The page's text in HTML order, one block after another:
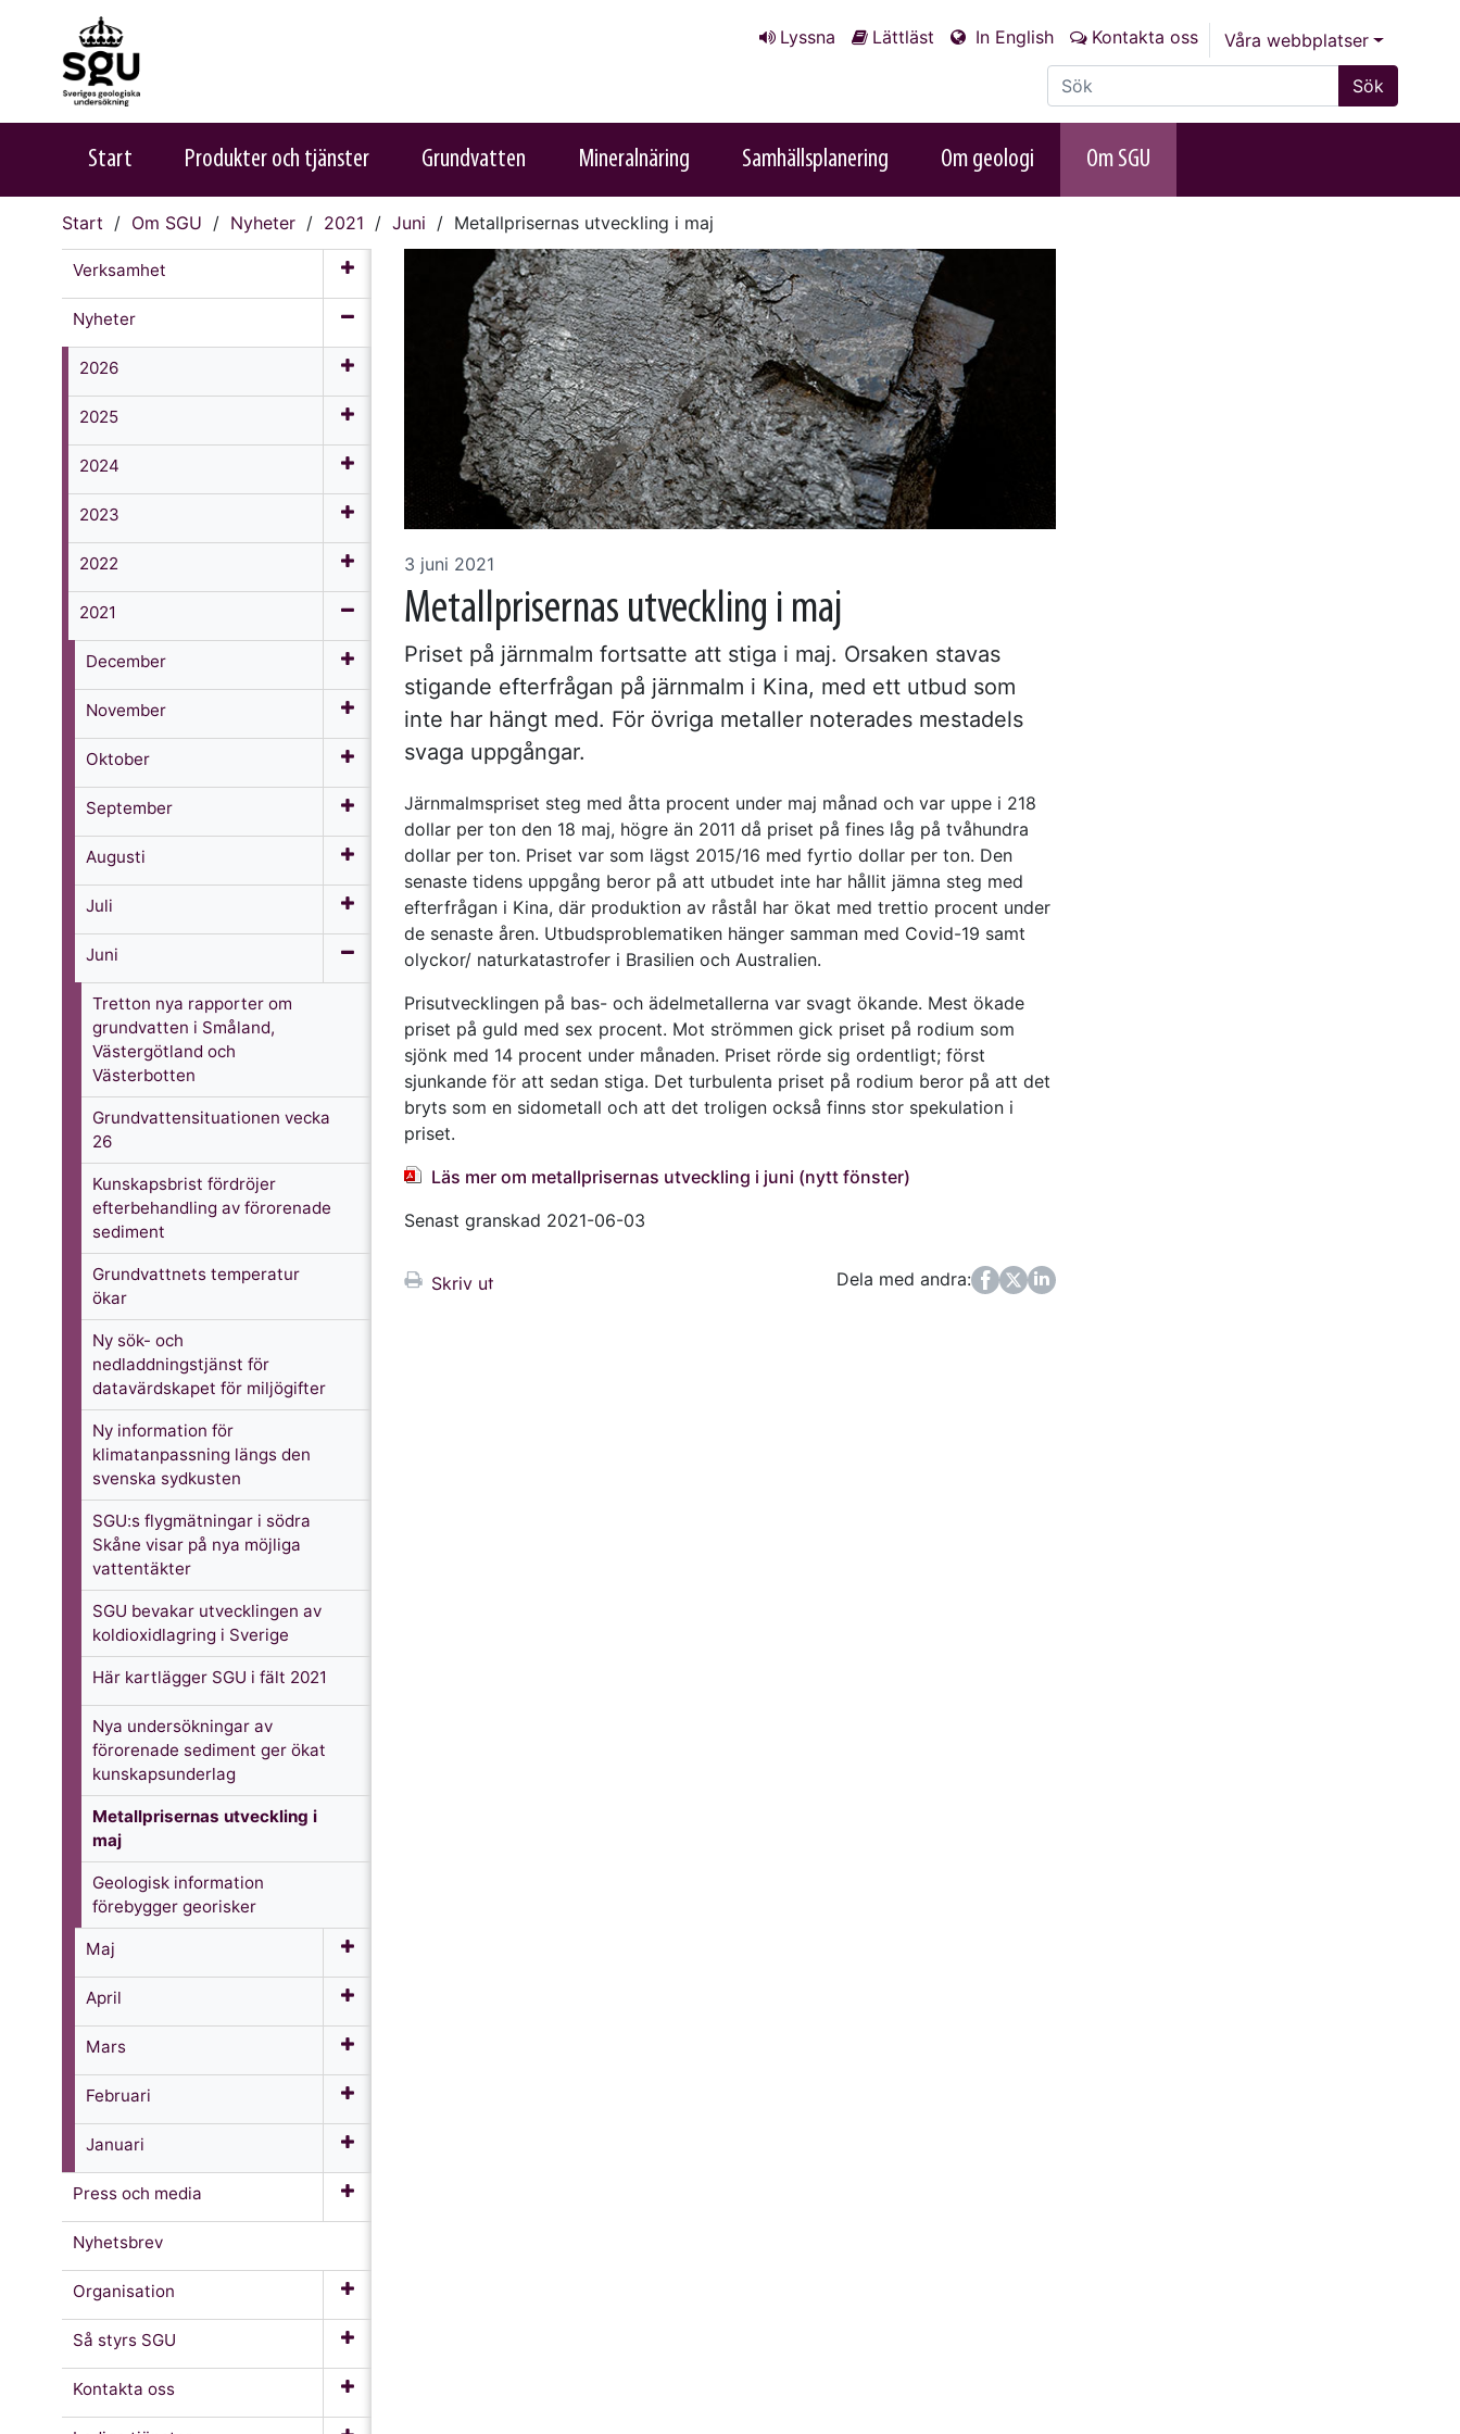
Lyssna Lättläst In English Kontakta oss
Våra webbplatser
Sök på sajten
Sök
Start Produkter och tjänster Grundvatten Mineralnäring Samhällsplanering Om geologi Om SGU
Start Om SGU Nyheter 2021 Juni Metallprisernas utveckling i maj
Verksamhet
Nyheter
2026
2025
2024
2023
2022
2021
December
November
Oktober
September
Augusti
Juli
Juni
Tretton nya rapporter om
grundvatten i Småland,
Västergötland och
Västerbotten
Grundvattensituationen vecka
26
Kunskapsbrist fördröjer
efterbehandling av förorenade
sediment
Grundvattnets temperatur
ökar
Ny sök- och
nedladdningstjänst för
datavärdskapet för miljögifter
Ny information för
klimatanpassning längs den
svenska sydkusten
SGU:s flygmätningar i södra
Skåne visar på nya möjliga
vattentäkter
SGU bevakar utvecklingen av
koldioxidlagring i Sverige
Här kartlägger SGU i fält 2021
Nya undersökningar av
förorenade sediment ger ökat
kunskapsunderlag
Metallprisernas utveckling i
maj
Geologisk information
förebygger georisker
Maj
April
Mars
Februari
Januari
Press och media
Nyhetsbrev
Organisation
Så styrs SGU
Kontakta oss
3 juni 2021
Metallprisernas utveckling i maj
Priset på järnmalm fortsatte att stiga i maj. Orsaken stavas
stigande efterfrågan på järnmalm i Kina, med ett utbud som
inte har hängt med. För övriga metaller noterades mestadels
svaga uppgångar.
Järnmalmspriset steg med åtta procent under maj månad och var uppe i 218
dollar per ton den 18 maj, högre än 2011 då priset på fines låg på tvåhundra
dollar per ton. Priset var som lägst 2015/16 med fyrtio dollar per ton. Den
senaste tidens uppgång beror på att utbudet inte har hållit jämna steg med
efterfrågan i Kina, där produktion av råstål har ökat med trettio procent under
de senaste åren. Utbudsproblematiken hänger samman med Covid-19 samt
olyckor/ naturkatastrofer i Brasilien och Australien.
Prisutvecklingen på bas- och ädelmetallerna var svagt ökande. Mest ökade
priset på guld med sex procent. Mot strömmen gick priset på rodium som
sjönk med 14 procent under månaden. Priset rörde sig ordentligt; först
sjunkande för att sedan stiga. Det turbulenta priset på rodium beror på att det
bryts som en sidometall och att det troligen också finns stor spekulation i
priset.
Läs mer om metallprisernas utveckling i juni (nytt fönster)
Senast granskad 2021-06-03
Skriv ut Dela med andra:
FacebookTwitter
LinkedIn